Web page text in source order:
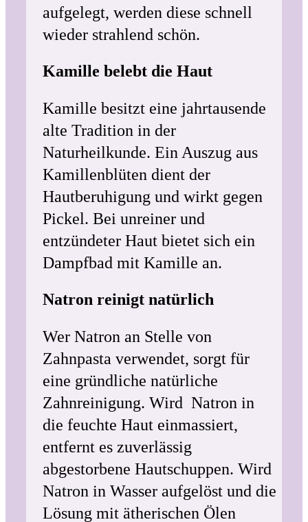
aufgelegt, werden diese schnell
wieder strahlend schön.
Kamille belebt die Haut
Kamille besitzt eine jahrtausende
alte Tradition in der
Naturheilkunde. Ein Auszug aus
Kamillenblüten dient der
Hautberuhigung und wirkt gegen
Pickel. Bei unreiner und
entzündeter Haut bietet sich ein
Dampfbad mit Kamille an.
Natron reinigt natürlich
Wer Natron an Stelle von
Zahnpasta verwendet, sorgt für
eine gründliche natürliche
Zahnreinigung. Wird Natron in
die feuchte Haut einmassiert,
entfernt es zuverlässig
abgestorbene Hautschuppen. Wird
Natron in Wasser aufgelöst und die
Lösung mit ätherischen Ölen